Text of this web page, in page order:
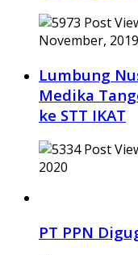
November, 2019
Lumbung
Medika
ke STT IKAT
2020
PT PPN